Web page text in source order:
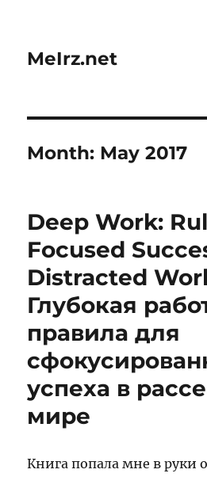
MeIrz.net
Month: May 2017
Deep Work:
Focused
Distracted
Глубокая
правила для
успеха в
мире
Книга попала мне в руки